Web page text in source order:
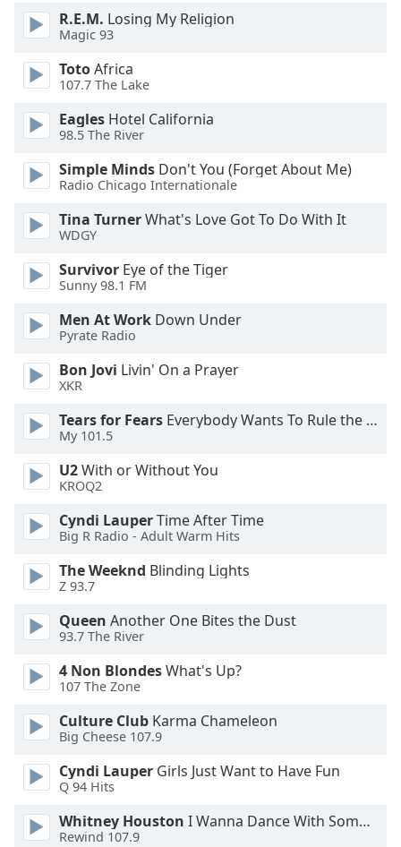
Background
Color
Opacity
Font
Size
Text
Edge
Style
Font
Dialog
End
dialog
R.E.M. Losing My Religion
Magic 93
TotoAfrica
107.7 The Lake
Eagles Hotel California
98.5 The River
Simple Minds Don't You (Forget About Me)
Radio Chicago Internationale
Tina TurnerWhat's Love Got To Do With It
WDGY
Survivor Eye of the Tiger
Sunny 98.1 FM
Men At Work Down Under
Pyrate Radio
Bon Jovi Livin' On a Prayer
XKR
Tears for Fears Everybody Wants To Rule the World
My 101.5
U2With or Without You
KROQ2
Cyndi LauperTime After Time
Big R Radio - Adult Warm Hits
The Weeknd Blinding Lights
Z 93.7
Queen Another One Bites the Dust
93.7 The River
4 Non BlondesWhat's Up?
107 The Zone
Culture Club Karma Chameleon
Big Cheese 107.9
Cyndi Lauper Girls Just Want to Have Fun
Q 94 Hits
Whitney Houston I Wanna Dance With Somebody
Rewind 107.9